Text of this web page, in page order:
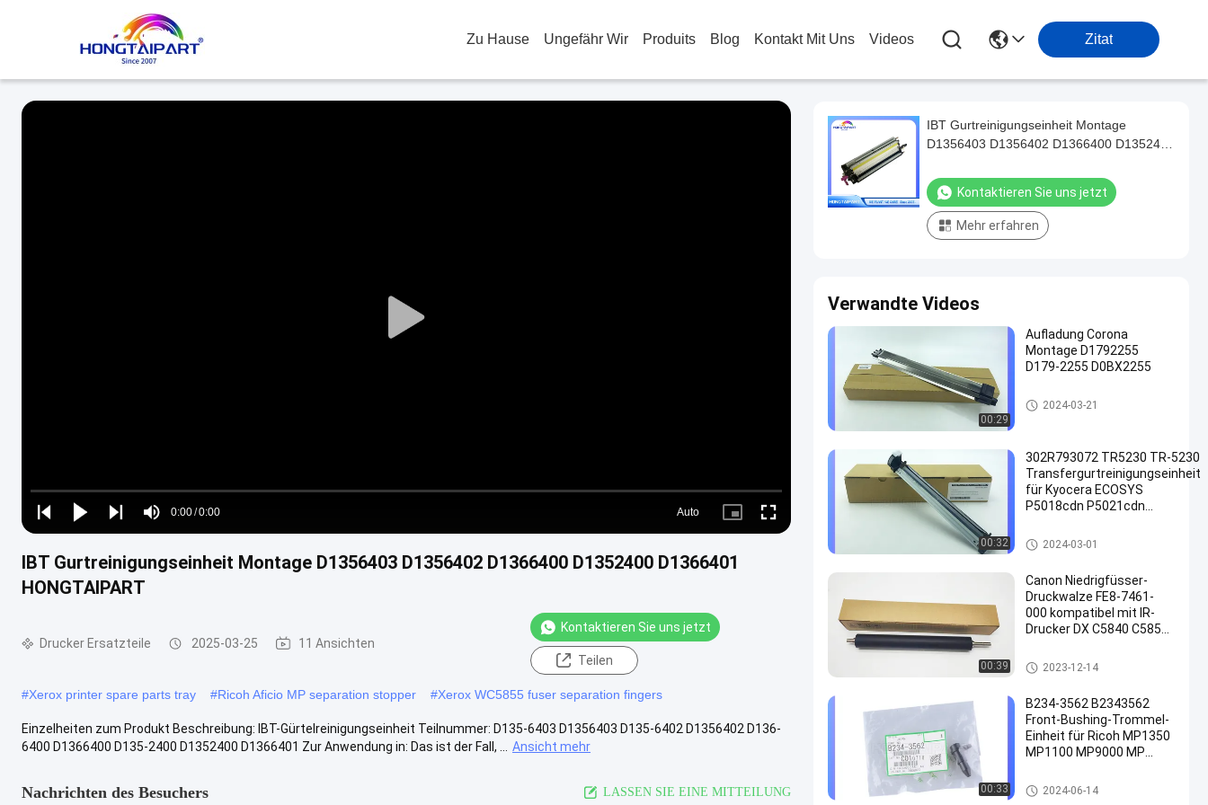
Zu Hause Ungefähr Wir Produits Blog Kontakt Mit Uns Videos Zitat
Play
Play
Play
Play
Mute
Time
0:00/0:00
Loaded:
0%
Auto
Picture- Fullscreen
IBT Gurtreinigungseinheit Montage D1356403 D1356402 D1366400 D1352400 D1366401
HONGTAIPART
Drucker Ersatzteile 2025-03-25 11 Ansichten
Kontaktieren Sie uns jetzt
Teilen
#Xerox printer spare parts tray #Ricoh Aficio MP separation stopper #Xerox WC5855 fuser separation fingers
Einzelheiten zum Produkt Beschreibung: IBT-Gürtelreinigungseinheit Teilnummer: D135-6403 D1356403 D135-6402 D1356402 D136-
6400 D1366400 D135-2400 D1352400 D1366401 Zur Anwendung in: Das ist der Fall, ...
Ansicht mehr
Nachrichten des Besuchers LASSEN SIE EINE MITTEILUNG
IBT Gurtreinigungseinheit Montage
D1356403 D1356402 D1366400 D1352400
Kontaktieren Sie uns jetzt
Mehr erfahren
Verwandte Videos
00:29
Aufladung Corona
Montage D1792255
D179-2255 D0BX2255
Drucker Spares
2024-03-21
00:32
302R793072 TR5230 TR-5230
Transfergurtreinigungseinheit
für Kyocera ECOSYS
P5018cdn P5021cdn
M5521cdw
Reinigungseinheit
2024-03-01
00:39
Canon Niedrigfüsser-
Druckwalze FE8-7461-
000 kompatibel mit IR-
Drucker DX C5840 C5850
NPG85
Untere Presswalze
2023-12-14
00:33
B234-3562 B2343562
Front-Bushing-Trommel-
Einheit für Ricoh MP1350
MP1100 MP9000 MP
HONGTAIPART
Buchse2024-06-14